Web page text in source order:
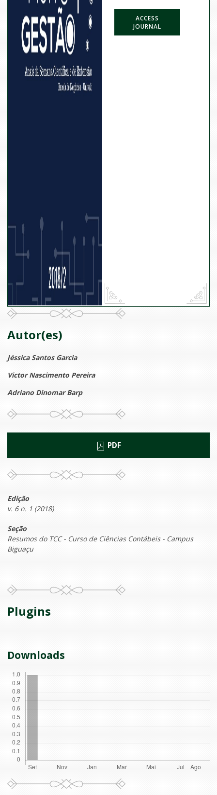
ACCESS
JOURNAL
Autor(es)
Jéssica Santos Garcia
Victor Nascimento Pereira
Adriano Dinomar Barp
PDF
Edição
v. 6 n. 1 (2018)
Seção
Resumos do TCC - Curso de Ciências Contábeis - Campus
Biguaçu
Plugins
Downloads